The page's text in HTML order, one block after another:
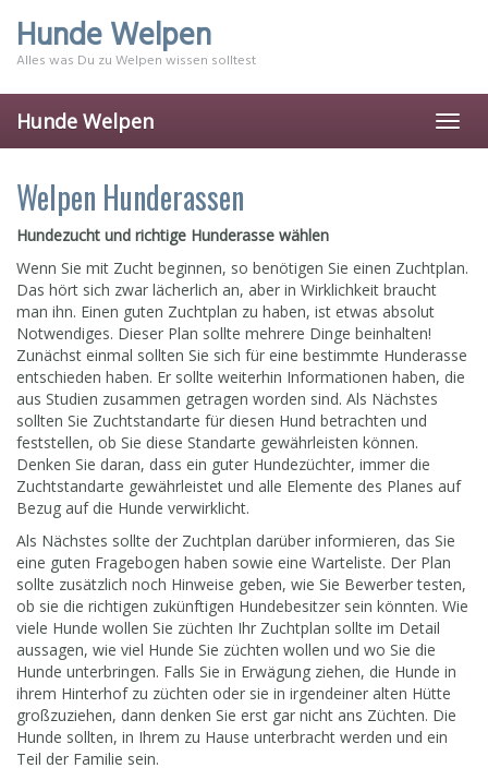
mainHunde Welpen
Alles was Du zu Welpen wissen solltest
Hunde Welpen
Welpen Hunderassen
Hundezucht und richtige Hunderasse wählen
Wenn Sie mit Zucht beginnen, so benötigen Sie einen Zuchtplan.
Das hört sich zwar lächerlich an, aber in Wirklichkeit braucht
man ihn. Einen guten Zuchtplan zu haben, ist etwas absolut
Notwendiges. Dieser Plan sollte mehrere Dinge beinhalten!
Zunächst einmal sollten Sie sich für eine bestimmte Hunderasse
entschieden haben. Er sollte weiterhin Informationen haben, die
aus Studien zusammen getragen worden sind. Als Nächstes
sollten Sie Zuchtstandarte für diesen Hund betrachten und
feststellen, ob Sie diese Standarte gewährleisten können.
Denken Sie daran, dass ein guter Hundezüchter, immer die
Zuchtstandarte gewährleistet und alle Elemente des Planes auf
Bezug auf die Hunde verwirklicht.
Als Nächstes sollte der Zuchtplan darüber informieren, das Sie
eine guten Fragebogen haben sowie eine Warteliste. Der Plan
sollte zusätzlich noch Hinweise geben, wie Sie Bewerber testen,
ob sie die richtigen zukünftigen Hundebesitzer sein könnten. Wie
viele Hunde wollen Sie züchten Ihr Zuchtplan sollte im Detail
aussagen, wie viel Hunde Sie züchten wollen und wo Sie die
Hunde unterbringen. Falls Sie in Erwägung ziehen, die Hunde in
ihrem Hinterhof zu züchten oder sie in irgendeiner alten Hütte
großzuziehen, dann denken Sie erst gar nicht ans Züchten. Die
Hunde sollten, in Ihrem zu Hause unterbracht werden und ein
Teil der Familie sein.